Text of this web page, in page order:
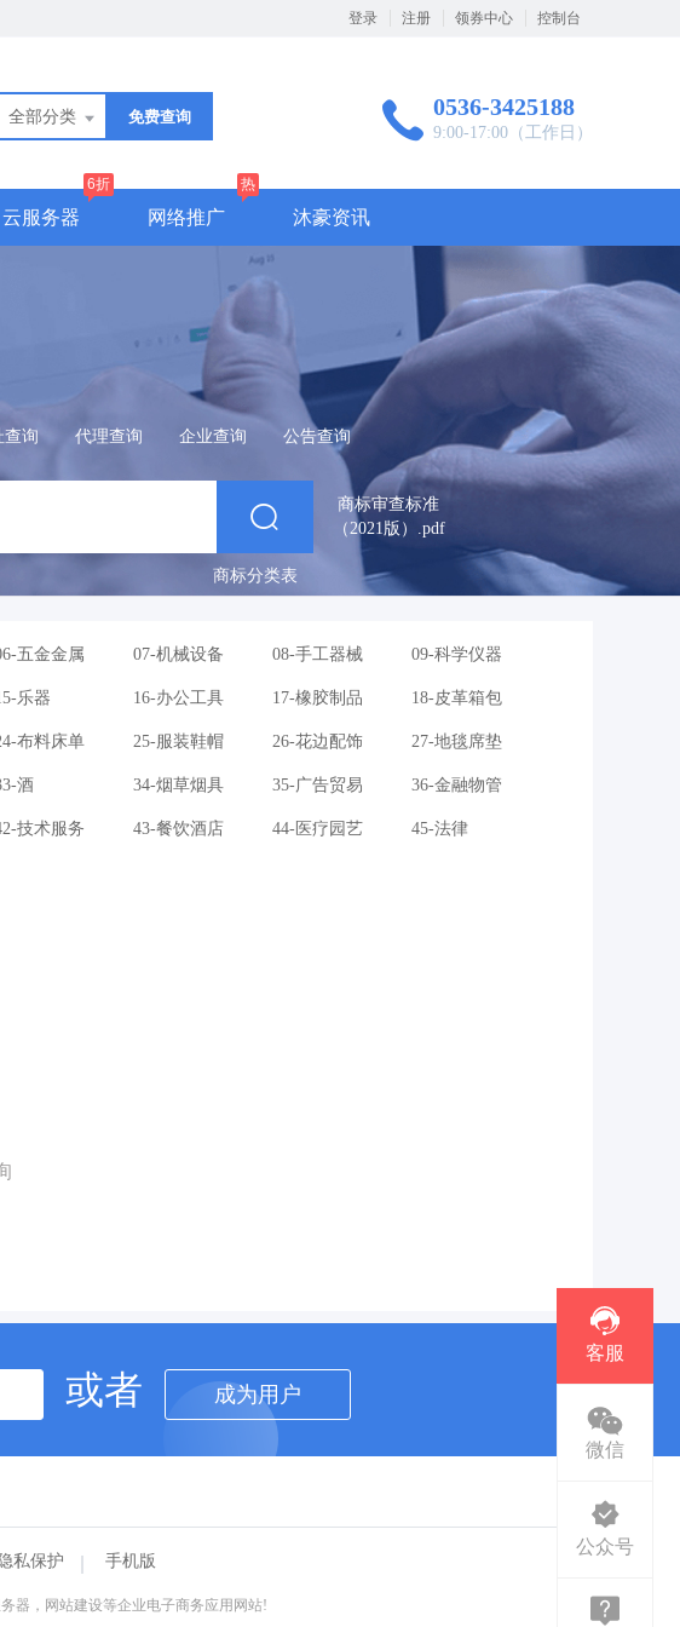
登录 注册 领券中心 控制台
全部分类 免费查询 0536-3425188
9:00-17:00（工作日）
云服务器
6折
网络推广
热
沐豪资讯
查询 代理查询 企业查询 公告查询
商标审查标准
（2021版）.pdf
商标分类表
五金金属 07-机械设备 08-手工器械 09-科学仪器
乐器 16-办公工具 17-橡胶制品 18-皮革箱包
布料床单 25-服装鞋帽 26-花边配饰 27-地毯席垫
酒 34-烟草烟具 35-广告贸易 36-金融物管
技术服务 43-餐饮酒店 44-医疗园艺 45-法律
或者 成为用户
隐私保护 手机版
器，网站建设等企业电子商务应用网站!
客服
微信
公众号